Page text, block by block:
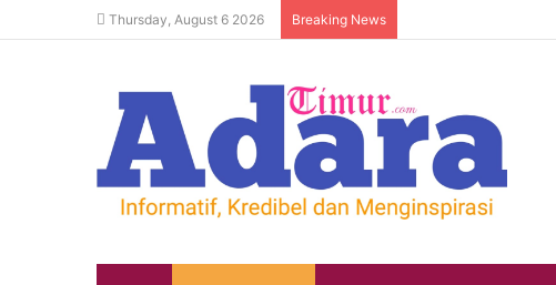
Thursday, August 6 2026 Breaking News